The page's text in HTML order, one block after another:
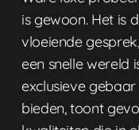
is gewoon. Het is
vloeiende
een snelle wereld
exclusieve
bieden, toont